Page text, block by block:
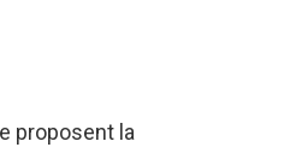
proposent la